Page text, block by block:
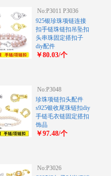
No:P3011 P3036
925银珍珠项链连接
扣手链珠链扣吊坠扣
头串珠固定搭扣子
diy配件
￥80.03/个
No:P3048
珍珠项链扣头配件
s925银收尾珠链扣diy
手链毛衣链固定搭扣
饰品
￥97.48/个
No:P3026